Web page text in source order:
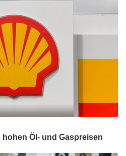
Öl- und Gaspreisen